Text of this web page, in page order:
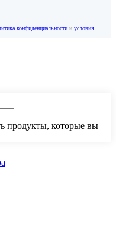
конфиденциальности и условия
продукты, которые вы